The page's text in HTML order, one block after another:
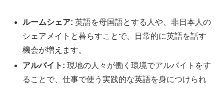
ルームシェア: 英語を母国語とする人や、非日本人の
シェアメイトと暮らすことで、日常的に英語を話す
機会が増えます。
アルバイト: 現地の人々が働く環境でアルバイトをす
ることで、仕事で使う実践的な英語を身につけられ